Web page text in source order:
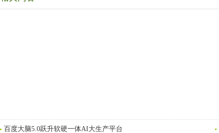
百度大脑5.0跃升软硬一体AI大生产平台